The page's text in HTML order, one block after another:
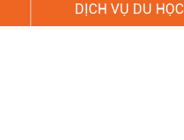
DỊCH VỤ DU HỌC